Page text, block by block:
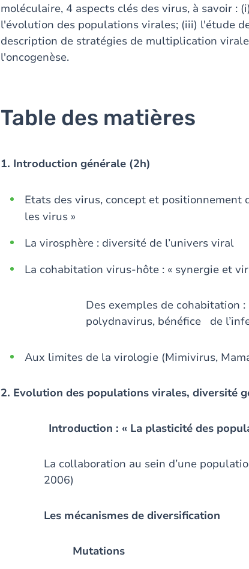
moléculaire, 4 aspects clés des virus, à savoir :
l'évolution des populations virales; (iii) l'étude
description de stratégies de multiplication
l'oncogenèse.
Table des matières
1. Introduction générale (2h)
Etats des virus, concept et positionnement
les virus »
La virosphère : diversité de l’univers viral
La cohabitation virus-hôte : « synergie et
Des exemples de cohabitation
polydnavirus, bénéfice de
Aux limites de la virologie (Mimivirus,
2. Evolution des populations virales, diversité
Introduction : « La plasticité des
La collaboration au sein d’une
2006)
Les mécanismes de diversification
Mutations